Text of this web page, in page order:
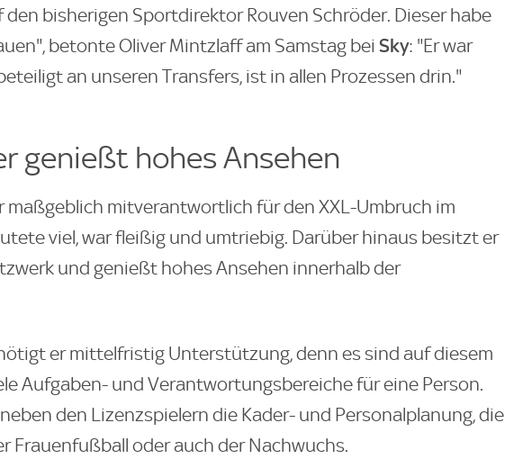
bisherigen Sportdirektor Rouven Schröder. Dieser habe
betonte Oliver Mintzlaff am Samstag bei Sky: "Er war
an unseren Transfers, ist in allen Prozessen drin."
genießt hohes Ansehen
maßgeblich mitverantwortlich für den XXL-Umbruch im
viel, war fleißig und umtriebig. Darüber hinaus besitzt er
und genießt hohes Ansehen innerhalb der
er mittelfristig Unterstützung, denn es sind auf diesem
Aufgaben- und Verantwortungsbereiche für eine Person.
den Lizenzspielern die Kader- und Personalplanung, die
Frauenfußball oder auch der Nachwuchs.